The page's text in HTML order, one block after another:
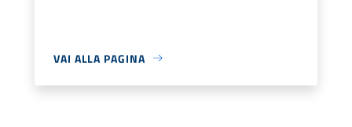
VAI ALLA PAGINA